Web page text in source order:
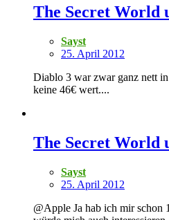
The Secret World
Sayst
25. April 2012
Diablo 3 war zwar ganz nett
keine 46€ wert....
The Secret World
Sayst
25. April 2012
@Apple Ja hab ich mir schon